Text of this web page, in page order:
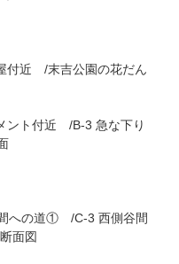
付近 /末吉公園の花だん
ト付近 /B-3 急な下り
への道① /C-3 西側谷間
面図